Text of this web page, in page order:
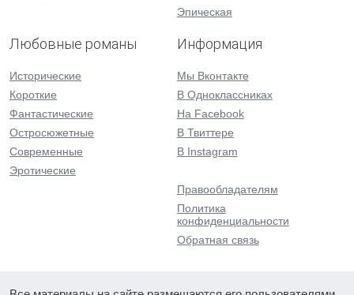
Эпическая
Любовные романы
Исторические
Короткие
Фантастические
Остросюжетные
Современные
Эротические
Информация
Мы Вконтакте
В Одноклассниках
На Facebook
В Твиттере
В Instagram
Правообладателям
Политика
конфиденциальности
Обратная связь